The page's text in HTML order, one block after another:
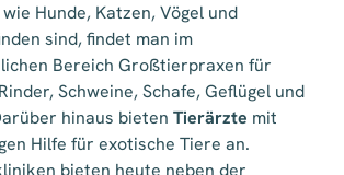
Hunde, Katzen, Vögel und
sind, findet man im
Bereich Großtierpraxen für
Schweine, Schafe, Geflügel und
hinaus bieten Tierärzte mit
Hilfe für exotische Tiere an.
bieten heute neben der